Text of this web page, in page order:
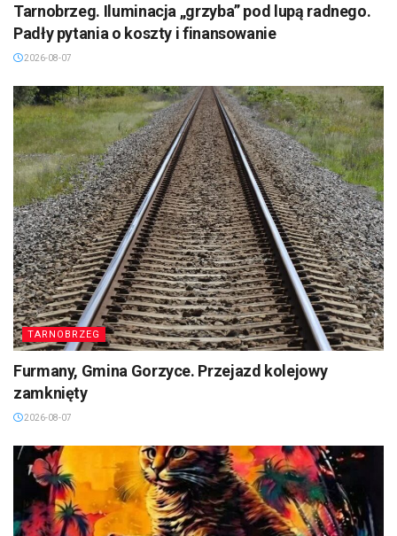
Tarnobrzeg. Iluminacja „grzyba” pod lupą radnego.
Padły pytania o koszty i finansowanie
2026-08-07
TARNOBRZEG
Furmany, Gmina Gorzyce. Przejazd kolejowy
zamknięty
2026-08-07